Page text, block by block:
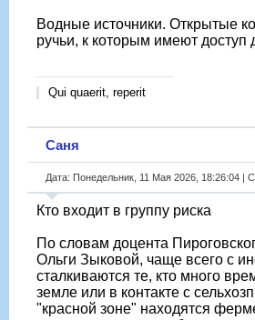
Водные источники. Открытые
ручьи, к которым имеют доступ
Qui quaerit, reperit
Саня
Дата: Понедельник, 11 Мая 2026, 18:26:04 |
Кто входит в группу риска
По словам доцента
Ольги Зыковой, чаще всего с
сталкиваются те, кто много
земле или в контакте с
"красной зоне" находятся